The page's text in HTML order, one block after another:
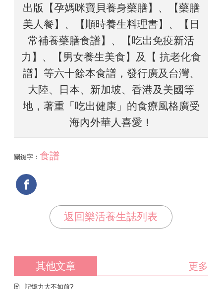
出版【孕媽咪寶貝養身藥膳】、【藥膳
美人餐】、【順時養生料理書】、【日
常補養藥膳食譜】、【吃出免疫新活
力】、【男女養生美食】及【 抗老化食
譜】等六十餘本食譜，發行廣及台灣、
大陸、日本、新加坡、香港及美國等
地，著重「吃出健康」的食療風格廣受
海內外華人喜愛！​
關鍵字： 食譜
返回樂活養生誌列表
其他文章 更多
記憶力大不如前?